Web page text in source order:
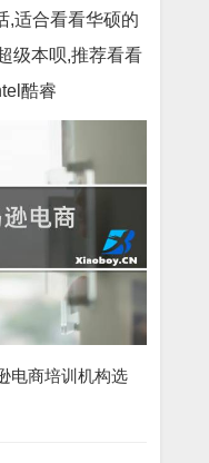
,适合看看华硕的
级本呗,推荐看看
酷睿
电商培训机构选